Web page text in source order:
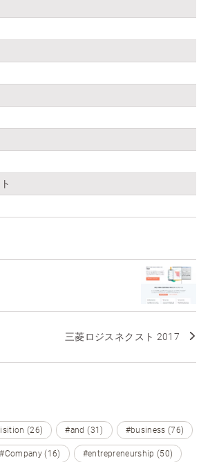
三菱ロジスネクスト 2017
(26) #and (31) #business (76)
#Company (16) #entrepreneurship (50)